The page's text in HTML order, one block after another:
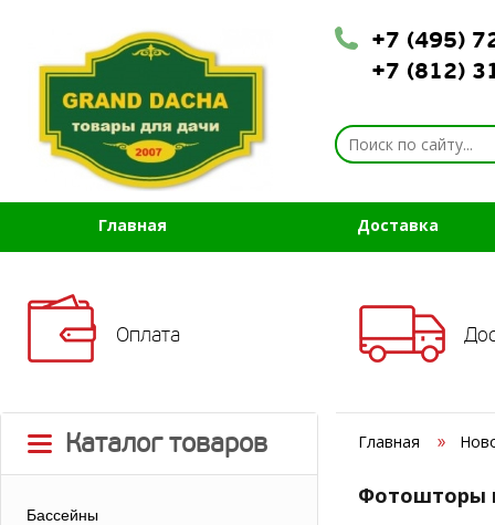
+7 (495)
+7 (812)
Главная Доставка
Оплата
Каталог товаров
Бассейны
Главная
Фотошторы